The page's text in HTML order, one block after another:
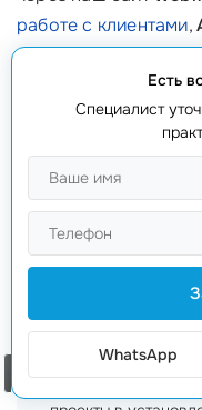
работе с клиентами,
все ваши вопросы и
идеально подойдет
гарантируем
этапе, от
10 частых
Какие технологии
данных?Мы
современные
PostgreSQL.
Каковысроки
объема работы, но
Есть
Специалист
WhatsApp
Заказать звонок